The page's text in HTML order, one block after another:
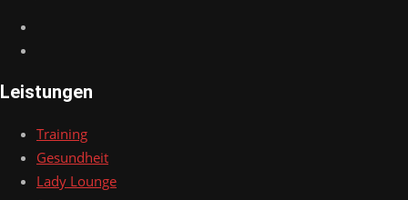
Leistungen
Training
Gesundheit
Lady Lounge